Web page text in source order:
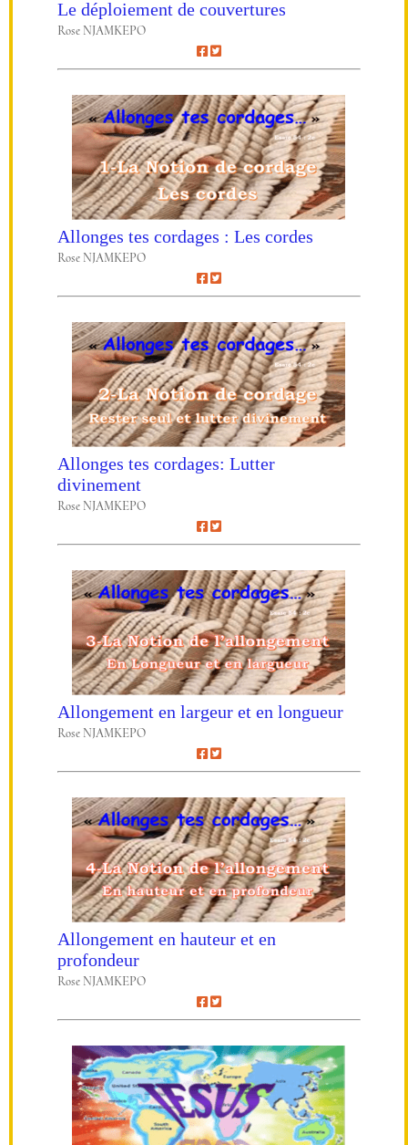
Le déploiement de couvertures
Rose NJAMKEPO
Allonges tes cordages : Les cordes
Rose NJAMKEPO
Allonges tes cordages: Lutter
divinement
Rose NJAMKEPO
Allongement en largeur et en longueur
Rose NJAMKEPO
Allongement en hauteur et en
profondeur
Rose NJAMKEPO